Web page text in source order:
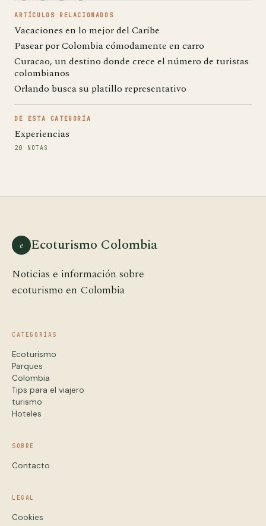
ARTÍCULOS RELACIONADOS
Vacaciones en lo mejor del Caribe
Pasear por Colombia cómodamente en carro
Curacao, un destino donde crece el número de turistas
colombianos
Orlando busca su platillo representativo
DE ESTA CATEGORÍA
Experiencias
20 NOTAS
e Ecoturismo Colombia
Noticias e información sobre
ecoturismo en Colombia
CATEGORÍAS
Ecoturismo
Parques
Colombia
Tips para el viajero
turismo
Hoteles
SOBRE
Contacto
LEGAL
Cookies